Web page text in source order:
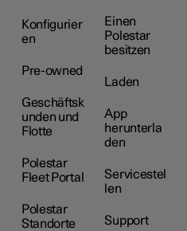
Konfigurier
en
Pre-owned
Geschäftsk
unden und
Flotte
Polestar
Fleet Portal
Polestar
Standorte
Einen
Polestar
besitzen
Laden
App
herunterla
den
Servicestel
len
Support